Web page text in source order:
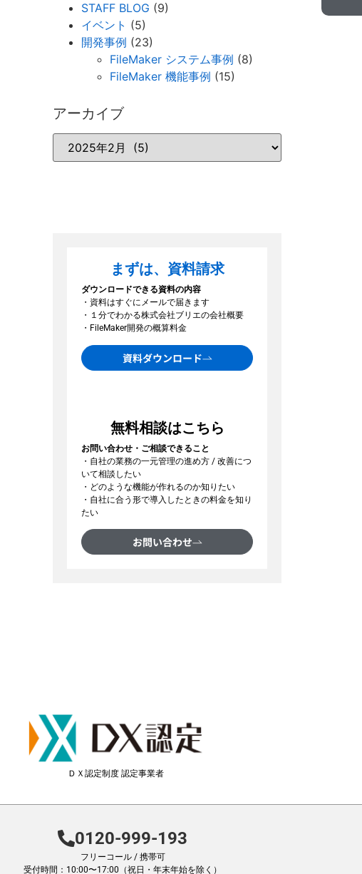
STAFF BLOG (9)
イベント (5)
開発事例 (23)
FileMaker システム事例 (8)
FileMaker 機能事例 (15)
アーカイブ
まずは、資料請求
ダウンロードできる資料の内容
・資料はすぐにメールで届きます
・１分でわかる株式会社ブリエの会社概要
・FileMaker開発の概算料金
資料ダウンロード
無料相談はこちら
お問い合わせ・ご相談できること
・自社の業務の一元管理の進め方 / 改善につ
いて相談したい
・どのような機能が作れるのか知りたい
・自社に合う形で導入したときの料金を知り
たい
お問い合わせ
ＤＸ認定制度 認定事業者
0120-999-193
フリーコール / 携帯可
受付時間：10:00〜17:00（祝日・年末年始を除く）